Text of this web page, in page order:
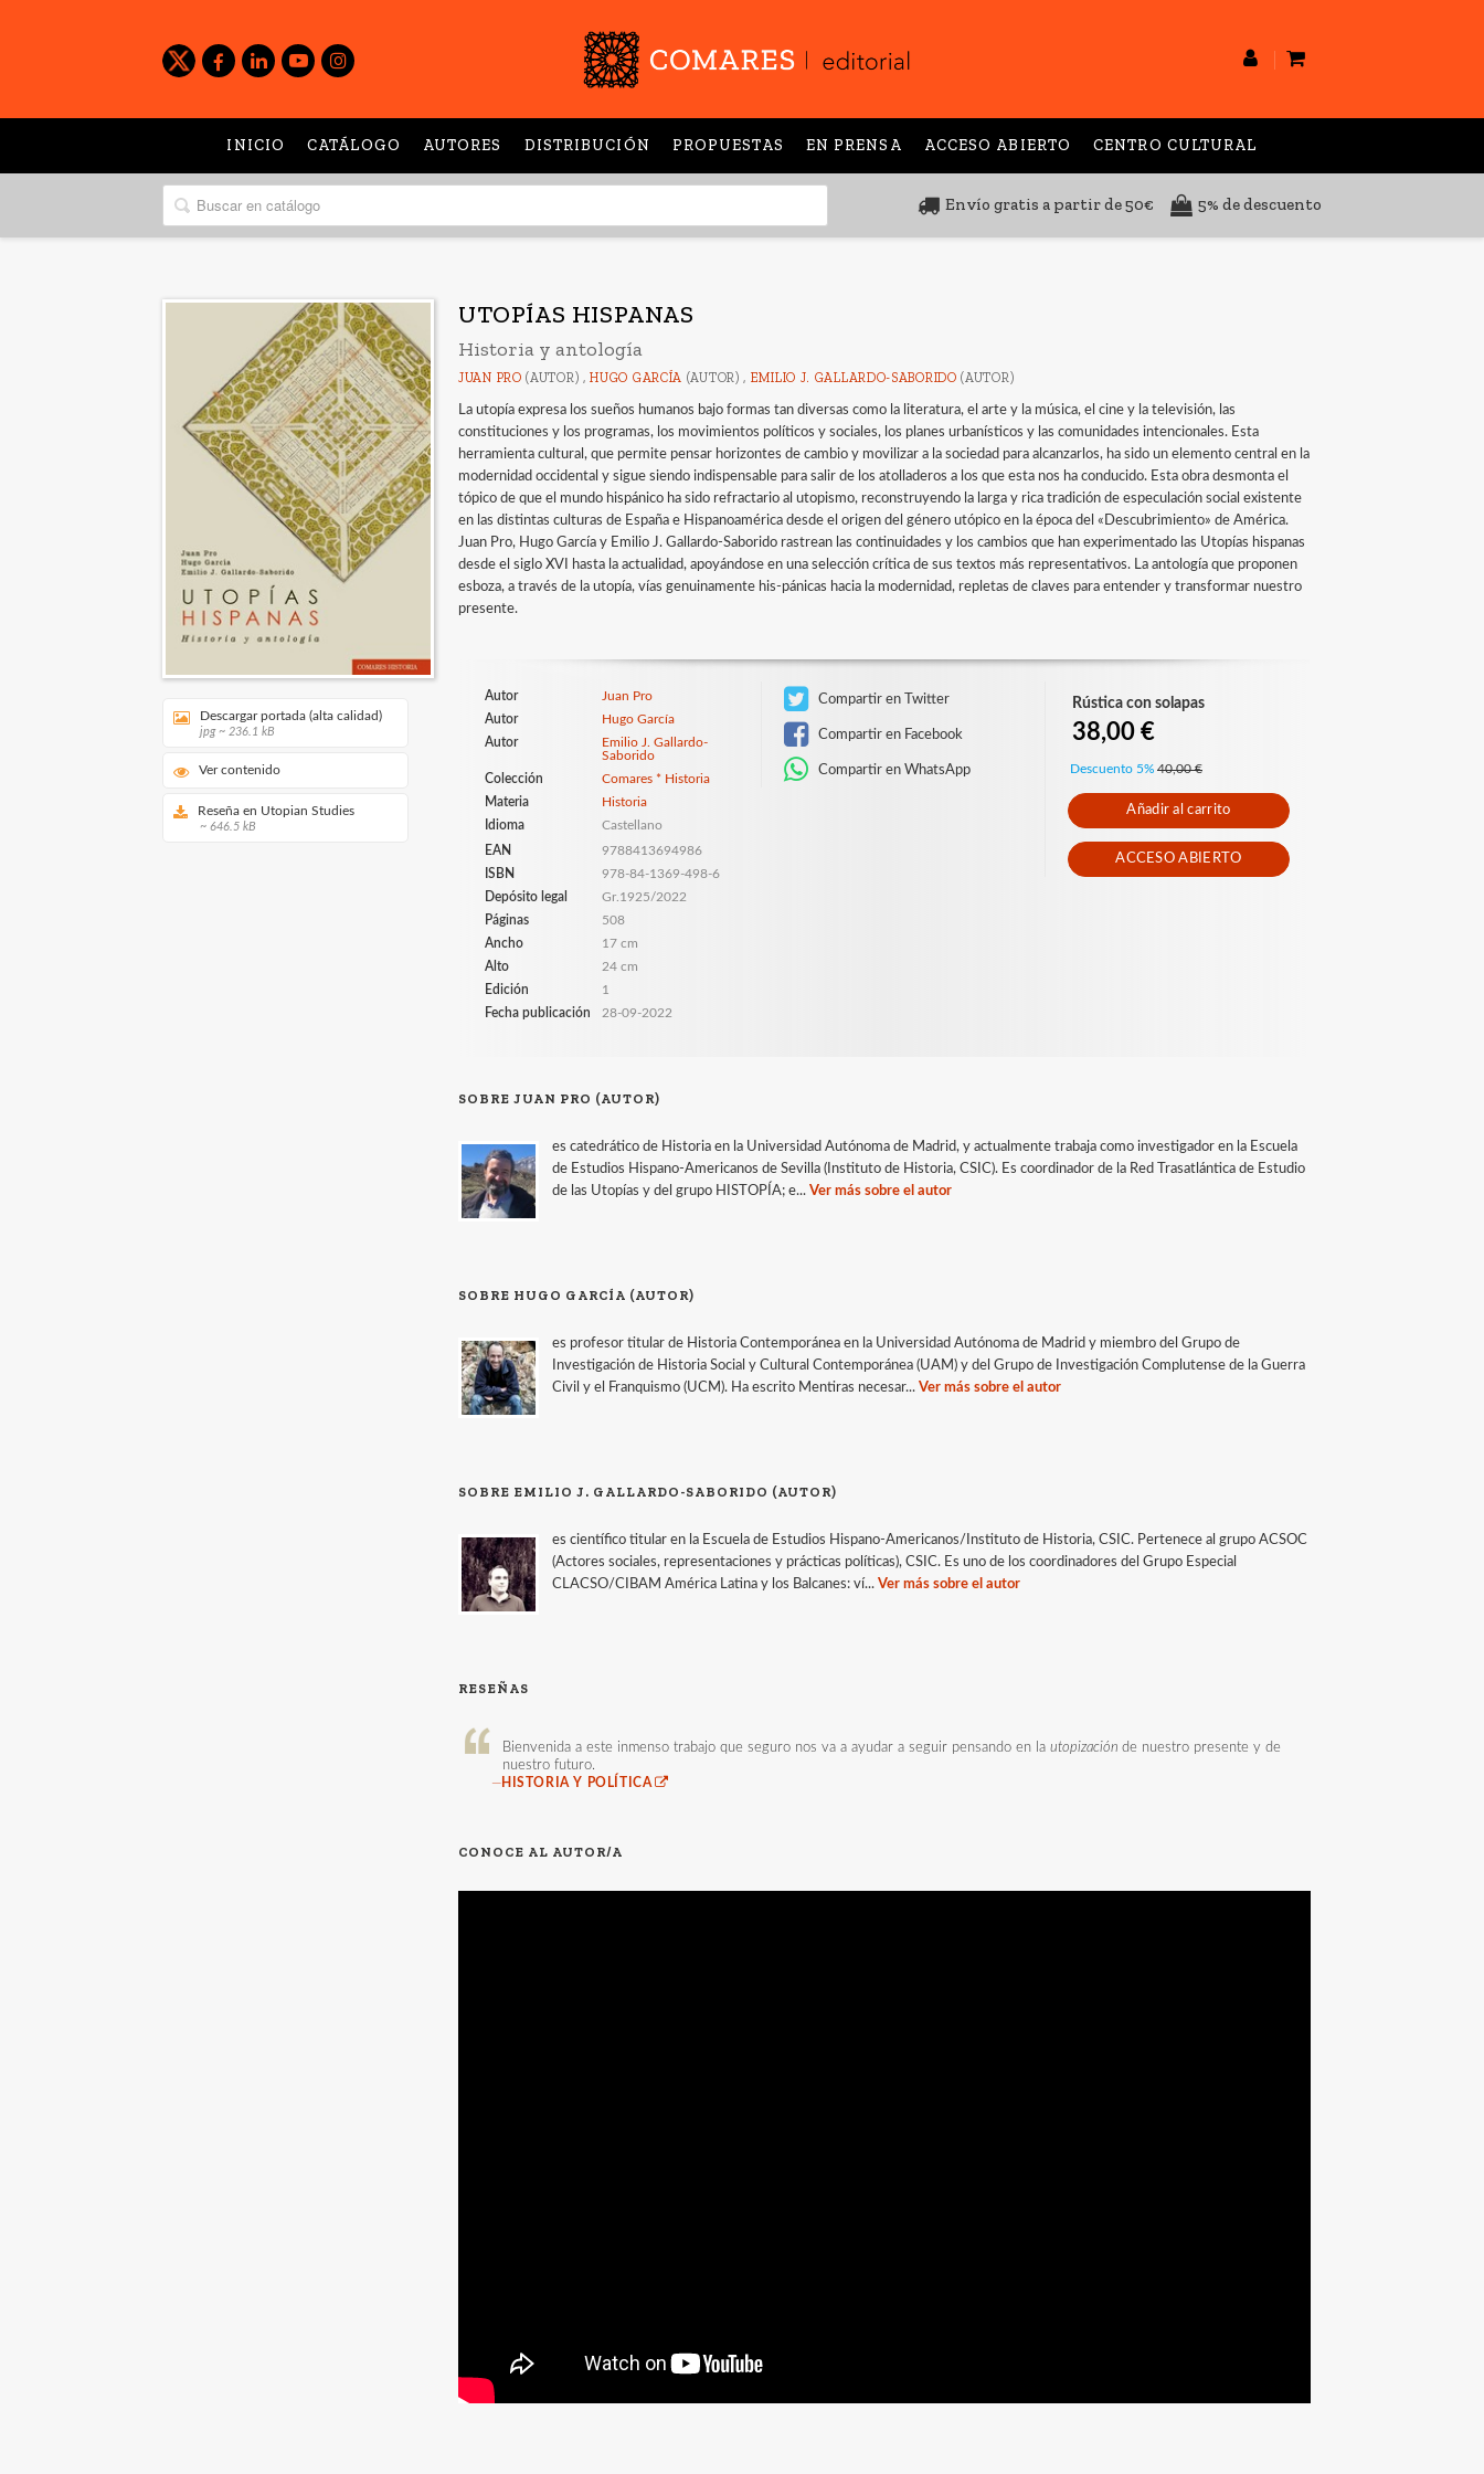
INICIO CATÁLOGO AUTORES DISTRIBUCIÓN PROPUESTAS EN PRENSA ACCESO ABIERTO CENTRO CULTURAL
Envío gratis a partir de 50€ 5% de descuento
Descargar portada (alta calidad)
jpg ~ 236.1 kB
Ver contenido
Reseña en Utopian Studies
~ 646.5 kB
UTOPÍAS HISPANAS
Historia y antología
JUAN PRO (AUTOR) ,HUGO GARCÍA (AUTOR) , EMILIO J. GALLARDO-SABORIDO (AUTOR)
La utopía expresa los sueños humanos bajo formas tan diversas como la literatura, el arte y la música, el cine y la televisión, las
constituciones y los programas, los movimientos políticos y sociales, los planes urbanísticos y las comunidades intencionales. Esta
herramienta cultural, que permite pensar horizontes de cambio y movilizar a la sociedad para alcanzarlos, ha sido un elemento central en la
modernidad occidental y sigue siendo indispensable para salir de los atolladeros a los que esta nos ha conducido. Esta obra desmonta el
tópico de que el mundo hispánico ha sido refractario al utopismo, reconstruyendo la larga y rica tradición de especulación social existente
en las distintas culturas de España e Hispanoamérica desde el origen del género utópico en la época del «Descubrimiento» de América.
Juan Pro, Hugo García y Emilio J. Gallardo-Saborido rastrean las continuidades y los cambios que han experimentado las Utopías hispanas
desde el siglo XVI hasta la actualidad, apoyándose en una selección crítica de sus textos más representativos. La antología que proponen
esboza, a través de la utopía, vías genuinamente his-pánicas hacia la modernidad, repletas de claves para entender y transformar nuestro
presente.
Autor
Juan Pro
Autor
Hugo García
Autor
Emilio J. Gallardo-
Saborido
Colección
Comares * Historia
Materia
Historia
Idioma
Castellano
EAN
9788413694986
ISBN
978-84-1369-498-6
Depósito legal
Gr.1925/2022
Páginas
508
Ancho
17 cm
Alto
24 cm
Edición
1
Fecha publicación
28-09-2022
Compartir en Twitter
Compartir en Facebook
Compartir en WhatsApp
Rústica con solapas
38,00 €
Descuento 5% 40,00 €
Añadir al carrito
ACCESO ABIERTO
SOBRE JUAN PRO (AUTOR)
es catedrático de Historia en la Universidad Autónoma de Madrid, y actualmente trabaja como investigador en la Escuela
de Estudios Hispano-Americanos de Sevilla (Instituto de Historia, CSIC). Es coordinador de la Red Trasatlántica de Estudio
de las Utopías y del grupo HISTOPÍA; e...Ver más sobre el autor
SOBRE HUGO GARCÍA (AUTOR)
es profesor titular de Historia Contemporánea en la Universidad Autónoma de Madrid y miembro del Grupo de
Investigación de Historia Social y Cultural Contemporánea (UAM) y del Grupo de Investigación Complutense de la Guerra
Civil y el Franquismo (UCM). Ha escrito Mentiras necesar...Ver más sobre el autor
SOBRE EMILIO J. GALLARDO-SABORIDO (AUTOR)
es científico titular en la Escuela de Estudios Hispano-Americanos/Instituto de Historia, CSIC. Pertenece al grupo ACSOC
(Actores sociales, representaciones y prácticas políticas), CSIC. Es uno de los coordinadores del Grupo Especial
CLACSO/CIBAM América Latina y los Balcanes: ví...Ver más sobre el autor
RESEÑAS
Bienvenida a este inmenso trabajo que seguro nos va a ayudar a seguir pensando en lautopizaciónde nuestro presente y de
nuestro futuro.
—HISTORIA Y POLÍTICA